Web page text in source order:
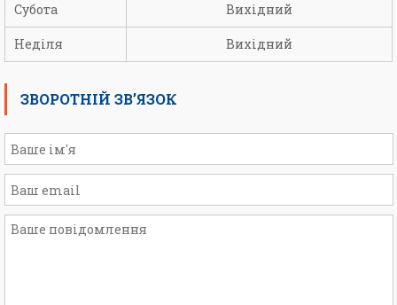
Субота Вихідний
Неділя Вихідний
ЗВОРОТНІЙ ЗВ’ЯЗОК